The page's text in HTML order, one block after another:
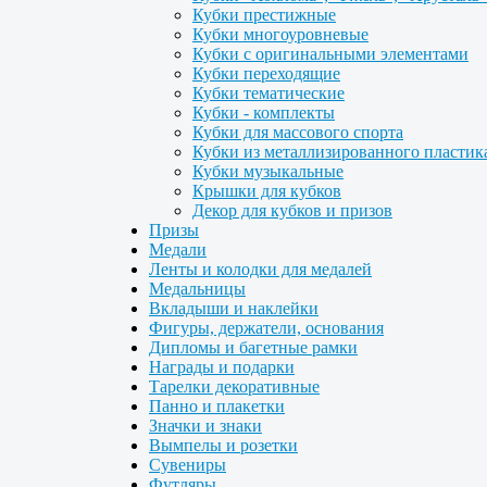
Кубки престижные
Кубки многоуровневые
Кубки с оригинальными элементами
Кубки переходящие
Кубки тематические
Кубки - комплекты
Кубки для массового спорта
Кубки из металлизированного
Кубки музыкальные
Крышки для кубков
Декор для кубков и призов
Призы
Медали
Ленты и колодки для медалей
Медальницы
Вкладыши и наклейки
Фигуры, держатели, основания
Дипломы и багетные рамки
Награды и подарки
Тарелки декоративные
Панно и плакетки
Значки и знаки
Вымпелы и розетки
Сувениры